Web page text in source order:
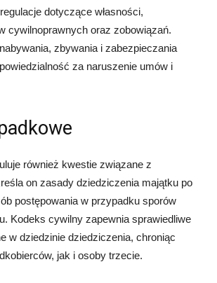
dotyczące własności,
cywilnoprawnych oraz zobowiązań.
zbywania i zabezpieczania
za naruszenie umów i
również kwestie związane z
on zasady dziedziczenia majątku po
postępowania w przypadku sporów
Kodeks cywilny zapewnia sprawiedliwe
w dziedzinie dziedziczenia, chroniąc
jak i osoby trzecie.